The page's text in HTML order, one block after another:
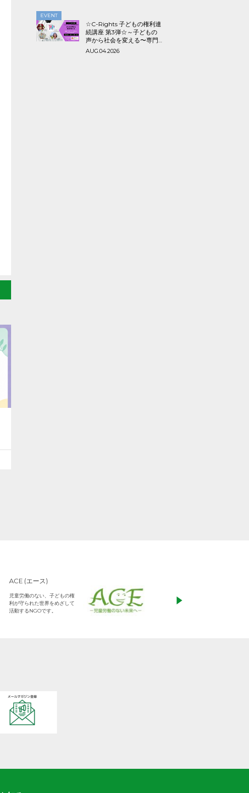
EVENT
☆C-Rights 子どもの権利連
続講座 第3弾☆～子どもの
声から社会を変える〜専門
家・市民・ユースと考える
AUG.04.2026
アジアキリスト教教育
私たちの願いは、 すべての子
どもたちが教育を受け、他の